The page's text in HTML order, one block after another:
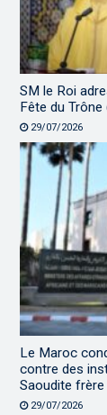
SM le Roi
Fête du
29/07/2026
Le Maroc
contre des
Saoudite frère
29/07/2026